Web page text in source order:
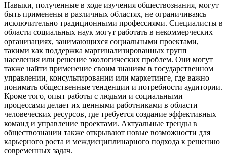
Навыки, полученные в ходе изучения обществознания, могут
быть применены в различных областях, не ограничиваясь
исключительно традиционными профессиями. Специалисты в
области социальных наук могут работать в некоммерческих
организациях, занимающихся социальными проектами,
такими как поддержка маргинализированных групп
населения или решение экологических проблем. Они могут
также найти применение своим знаниям в государственном
управлении, консультировании или маркетинге, где важно
понимать общественные тенденции и потребности аудитории.
Кроме того, опыт работы с людьми и социальными
процессами делает их ценными работниками в области
человеческих ресурсов, где требуется создание эффективных
команд и управление проектами. Актуальные тренды в
обществознании также открывают новые возможности для
карьерного роста и междисциплинарного подхода к решению
современных задач.